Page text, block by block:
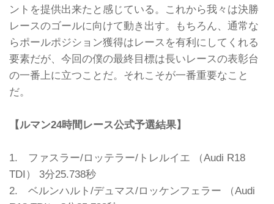
ントを提供出来たと感じている。これから我々は決勝
レースのゴールに向けて動き出す。もちろん、通常な
らポールポジション獲得はレースを有利にしてくれる
要素だが、今回の僕の最終目標は長いレースの表彰台
の一番上に立つことだ。それこそが一番重要なこと
だ。
【ルマン24時間レース公式予選結果】
1. ファスラー/ロッテラー/トレルイエ （Audi R18
TDI） 3分25.738秒
2. ベルンハルト/デュマス/ロッケンフェラー （Audi